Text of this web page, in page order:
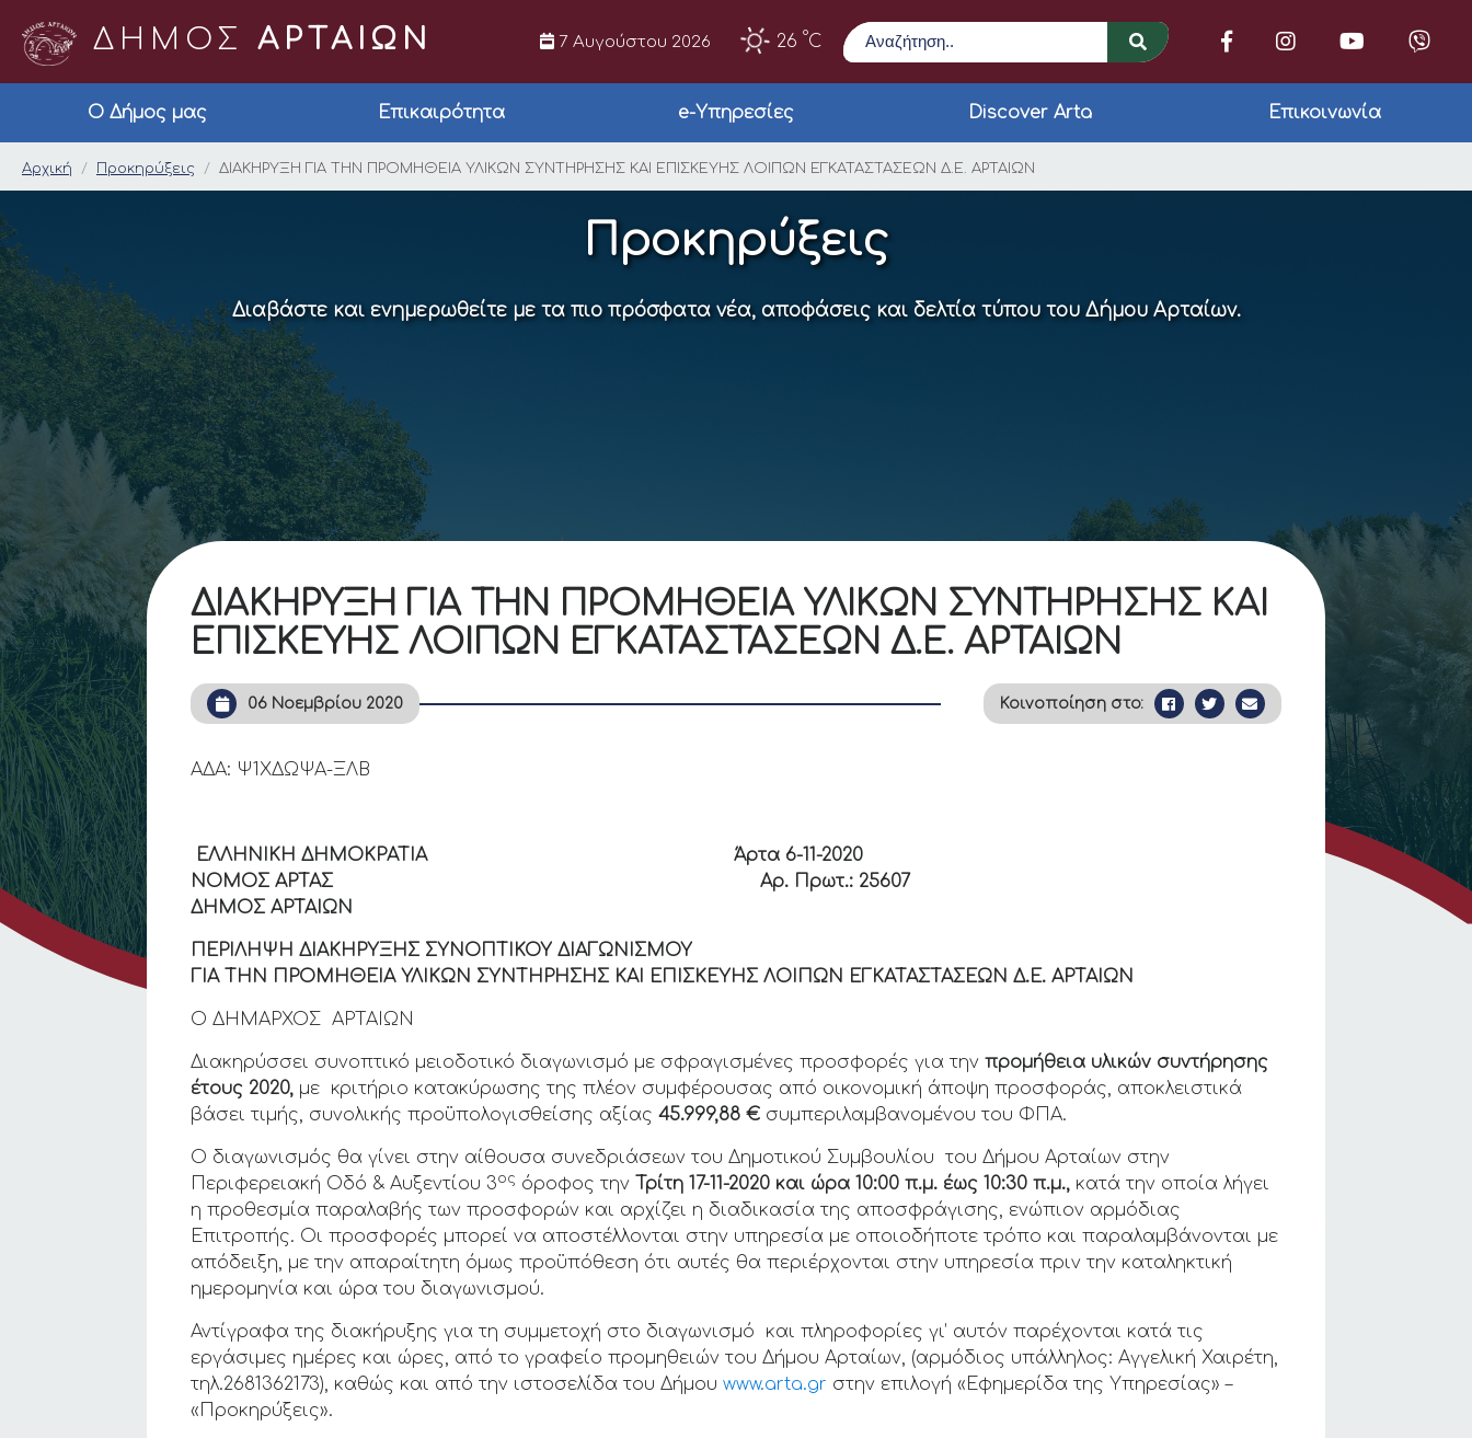
ΔΗΜΟΣ ΑΡΤΑΙΩΝ 7 Αυγούστου 2026 26 °C
Αναζήτηση
Ο Δήμος μας Επικαιρότητα e-Υπηρεσίες Discover Arta Επικοινωνία
ΔΙΑΚΗΡΥΞΗ ΓΙΑ ΤΗΝ ΠΡΟΜΗΘΕΙΑ ΥΛΙΚΩΝ ΣΥΝΤΗΡΗΣΗΣ ΚΑΙ
Αρχική Προκηρύξεις ΔΙΑΚΗΡΥΞΗ ΓΙΑ ΤΗΝ ΠΡΟΜΗΘΕΙΑ ΥΛΙΚΩΝ ΣΥΝΤΗΡΗΣΗΣ ΚΑΙ ΕΠΙΣΚΕΥΗΣ ΛΟΙΠΩΝ ΕΓΚΑΤΑΣΤΑΣΕΩΝ Δ.Ε. ΑΡΤΑΙΩΝ
Προκηρύξεις
Διαβάστε και ενημερωθείτε με τα πιο πρόσφατα νέα, αποφάσεις και δελτία τύπου του Δήμου Αρταίων.
ΔΙΑΚΗΡΥΞΗ ΓΙΑ ΤΗΝ ΠΡΟΜΗΘΕΙΑ ΥΛΙΚΩΝ ΣΥΝΤΗΡΗΣΗΣ ΚΑΙ
ΕΠΙΣΚΕΥΗΣ ΛΟΙΠΩΝ ΕΓΚΑΤΑΣΤΑΣΕΩΝ Δ.Ε. ΑΡΤΑΙΩΝ
06 Νοεμβρίου 2020 Κοινοποίηση στο:
ΑΔΑ: Ψ1ΧΔΩΨΑ-ΞΛΒ
ΕΛΛΗΝΙΚΗ ΔΗΜΟΚΡΑΤΙΑ Άρτα 6-11-2020
ΝΟΜΟΣ ΑΡΤΑΣ Αρ. Πρωτ.: 25607
ΔΗΜΟΣ ΑΡΤΑΙΩΝ
ΠΕΡΙΛΗΨΗ ΔΙΑΚΗΡΥΞΗΣ ΣΥΝΟΠΤΙΚΟΥ ΔΙΑΓΩΝΙΣΜΟΥ
ΓΙΑ ΤΗΝ ΠΡΟΜΗΘΕΙΑ ΥΛΙΚΩΝ ΣΥΝΤΗΡΗΣΗΣ ΚΑΙ ΕΠΙΣΚΕΥΗΣ ΛΟΙΠΩΝ ΕΓΚΑΤΑΣΤΑΣΕΩΝ Δ.Ε. ΑΡΤΑΙΩΝ
Ο ΔΗΜΑΡΧΟΣ ΑΡΤΑΙΩΝ
Διακηρύσσει συνοπτικό μειοδοτικό διαγωνισμό με σφραγισμένες προσφορές για τηνπρομήθεια υλικών συντήρησης
έτους 2020, με κριτήριο κατακύρωσης της πλέον συμφέρουσας από οικονομική άποψη προσφοράς, αποκλειστικά
βάσει τιμής, συνολικής προϋπολογισθείσης αξίας45.999,88 € συμπεριλαμβανομένου του ΦΠΑ.
Ο διαγωνισμός θα γίνει στην αίθουσα συνεδριάσεων του Δημοτικού Συμβουλίου του Δήμου Αρταίων στην
Περιφερειακή Οδό & Αυξεντίου 3ος όροφος την Τρίτη 17-11-2020 και ώρα 10:00 π.μ. έως 10:30 π.μ., κατά την οποία λήγει
η προθεσμία παραλαβής των προσφορών και αρχίζει η διαδικασία της αποσφράγισης, ενώπιον αρμόδιας
Επιτροπής. Οι προσφορές μπορεί να αποστέλλονται στην υπηρεσία με οποιοδήποτε τρόπο και παραλαμβάνονται με
απόδειξη, με την απαραίτητη όμως προϋπόθεση ότι αυτές θα περιέρχονται στην υπηρεσία πριν την καταληκτική
ημερομηνία και ώρα του διαγωνισμού.
Αντίγραφα της διακήρυξης για τη συμμετοχή στο διαγωνισμό και πληροφορίες γι’ αυτόν παρέχονται κατά τις
εργάσιμες ημέρες και ώρες, από το γραφείο προμηθειών του Δήμου Αρταίων, (αρμόδιος υπάλληλος: Αγγελική Χαιρέτη,
τηλ.2681362173), καθώς και από την ιστοσελίδα του Δήμουwww.arta.gr στην επιλογή «Εφημερίδα της Υπηρεσίας» –
«Προκηρύξεις».